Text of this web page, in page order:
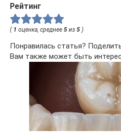
Рейтинг
( 1 оценка, среднее 5 из 5 )
Понравилась статья?
Вам также может быть